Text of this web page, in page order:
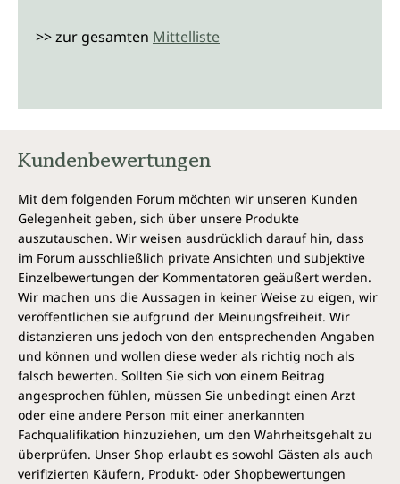
>> zur gesamten Mittelliste
Kundenbewertungen
Mit dem folgenden Forum möchten wir unseren Kunden
Gelegenheit geben, sich über unsere Produkte
auszutauschen. Wir weisen ausdrücklich darauf hin, dass
im Forum ausschließlich private Ansichten und subjektive
Einzelbewertungen der Kommentatoren geäußert werden.
Wir machen uns die Aussagen in keiner Weise zu eigen, wir
veröffentlichen sie aufgrund der Meinungsfreiheit. Wir
distanzieren uns jedoch von den entsprechenden Angaben
und können und wollen diese weder als richtig noch als
falsch bewerten. Sollten Sie sich von einem Beitrag
angesprochen fühlen, müssen Sie unbedingt einen Arzt
oder eine andere Person mit einer anerkannten
Fachqualifikation hinzuziehen, um den Wahrheitsgehalt zu
überprüfen. Unser Shop erlaubt es sowohl Gästen als auch
verifizierten Käufern, Produkt- oder Shopbewertungen